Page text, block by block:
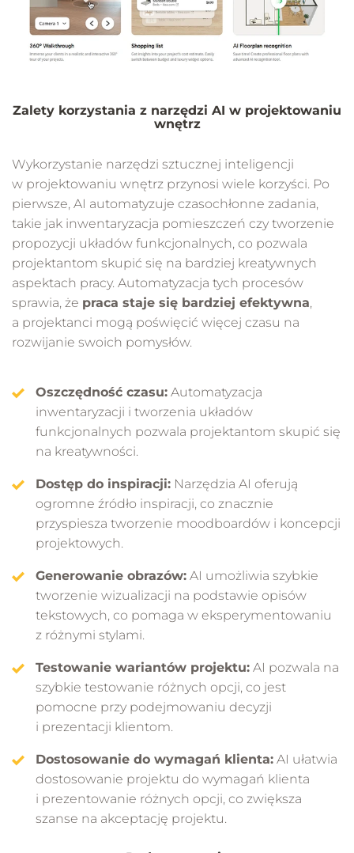
Zalety korzystania z narzędzi AI w projektowaniu
wnętrz
Wykorzystanie narzędzi sztucznej inteligencji
w projektowaniu wnętrz przynosi wiele korzyści. Po
pierwsze, AI automatyzuje czasochłonne zadania,
takie jak inwentaryzacja pomieszczeń czy tworzenie
propozycji układów funkcjonalnych, co pozwala
projektantom skupić się na bardziej kreatywnych
aspektach pracy. Automatyzacja tych procesów
sprawia, że praca staje się bardziej efektywna,
a projektanci mogą poświęcić więcej czasu na
rozwijanie swoich pomysłów.
Oszczędność czasu: Automatyzacja
inwentaryzacji i tworzenia układów
funkcjonalnych pozwala projektantom skupić się
na kreatywności.
Dostęp do inspiracji: Narzędzia AI oferują
ogromne źródło inspiracji, co znacznie
przyspiesza tworzenie moodboardów i koncepcji
projektowych.
Generowanie obrazów: AI umożliwia szybkie
tworzenie wizualizacji na podstawie opisów
tekstowych, co pomaga w eksperymentowaniu
z różnymi stylami.
Testowanie wariantów projektu: AI pozwala na
szybkie testowanie różnych opcji, co jest
pomocne przy podejmowaniu decyzji
i prezentacji klientom.
Dostosowanie do wymagań klienta: AI ułatwia
dostosowanie projektu do wymagań klienta
i prezentowanie różnych opcji, co zwiększa
szanse na akceptację projektu.